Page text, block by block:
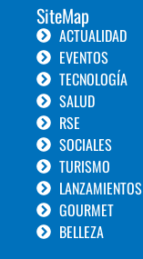
SiteMap
ACTUALIDAD
EVENTOS
TECNOLOGÍA
SALUD
RSE
SOCIALES
TURISMO
LANZAMIENTOS
GOURMET
BELLEZA